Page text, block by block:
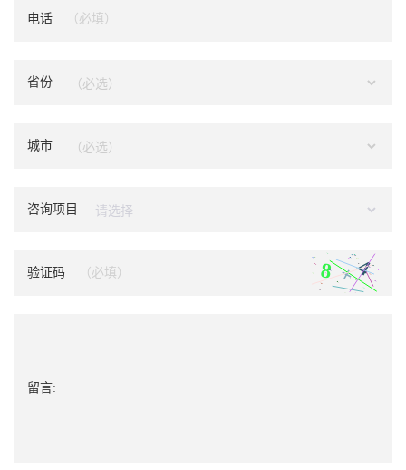
电话
省份
城市
咨询项目
验证码
留言: